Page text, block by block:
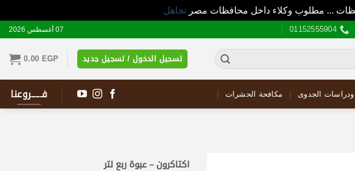
... مطلوب وكلاء داخل محافظات مصرتجاهل
01152555904 07 أغسطس 2026
تسجيل الدخول / تسجيل جديد 0.00 EGP
ودراسات الجدوى مكافحة الحشرات فـــــروعنا
اكتاكرون – عبوة ربع لتر